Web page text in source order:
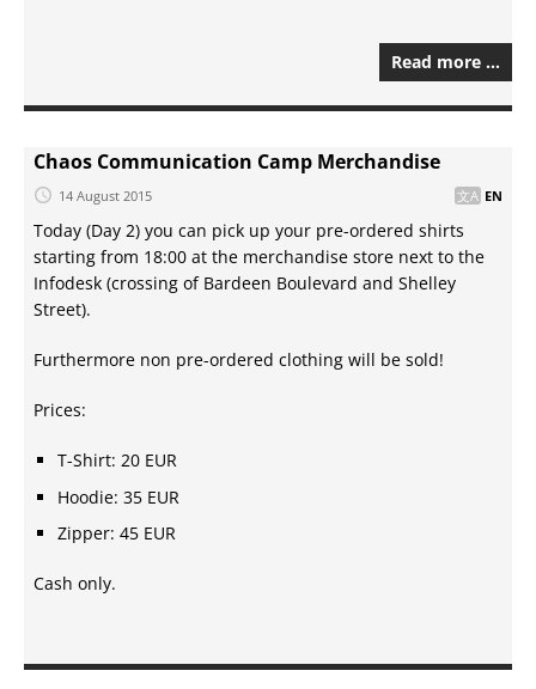
Read more …
Chaos Communication Camp Merchandise
14 August 2015 EN
Today (Day 2) you can pick up your pre-ordered shirts
starting from 18:00 at the merchandise store next to the
Infodesk (crossing of Bardeen Boulevard and Shelley
Street).
Furthermore non pre-ordered clothing will be sold!
Prices:
T-Shirt: 20 EUR
Hoodie: 35 EUR
Zipper: 45 EUR
Cash only.